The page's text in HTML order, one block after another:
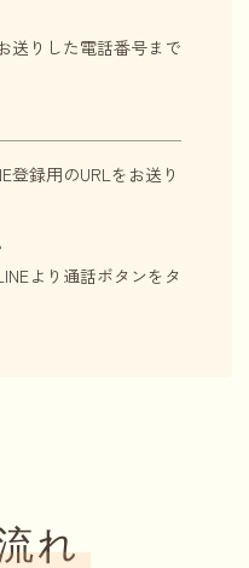
送りした電話番号まで
登録用のURLをお送り
より通話ボタンをタ
れ